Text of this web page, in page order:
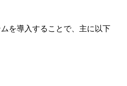
を導入することで、主に以下